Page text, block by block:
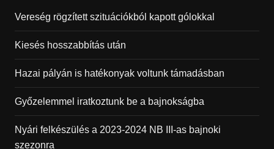
Vereség rögzített szituációkból kapott gólokkal
Kiesés hosszabbítás után
Hazai pályán is hatékonyak voltunk támadásban
Győzelemmel iratkoztunk be a bajnokságba
Nyári felkészülés a 2023-2024 NB III-as bajnoki
szezonra